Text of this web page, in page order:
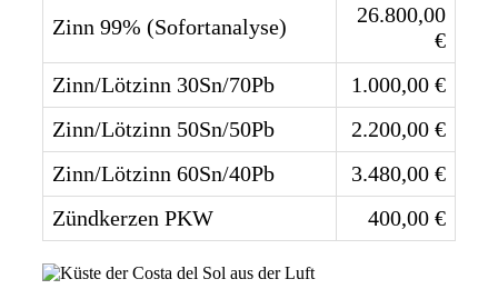
Zinn 99% (Sofortanalyse)
26.800,00
€
Zinn/Lötzinn 30Sn/70Pb
1.000,00 €
Zinn/Lötzinn 50Sn/50Pb
2.200,00 €
Zinn/Lötzinn 60Sn/40Pb
3.480,00 €
Zündkerzen PKW
400,00 €